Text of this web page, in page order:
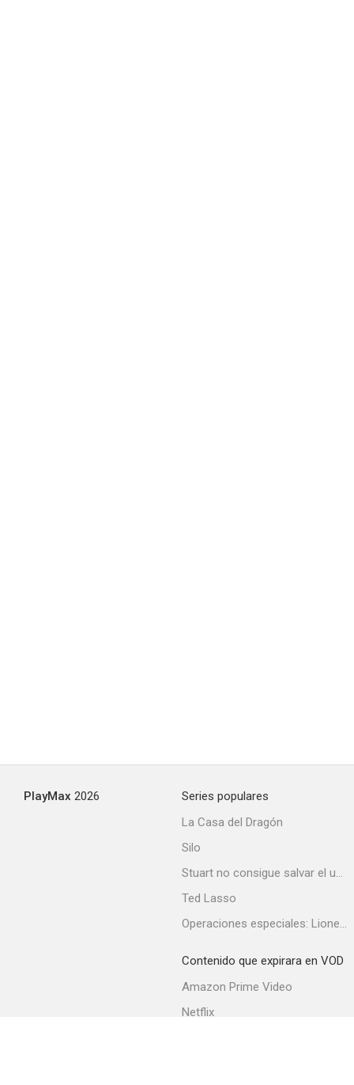
PlayMax 2026
Series populares
La Casa del Dragón
Silo
Stuart no consigue salvar el universo
Ted Lasso
Operaciones especiales: Lioness
Contenido que expirara en VOD
Amazon Prime Video
Netflix